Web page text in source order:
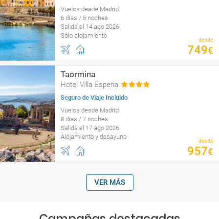
Vuelos desde Madrid
6 días / 5 noches
Salida el 14 ago 2026
Sólo alojamiento
desde
749€
Taormina
Hotel Villa Esperia
Seguro de Viaje Incluido
Vuelos desde Madrid
8 días / 7 noches
Salida el 17 ago 2026
Alojamiento y desayuno
desde
957€
VER MÁS